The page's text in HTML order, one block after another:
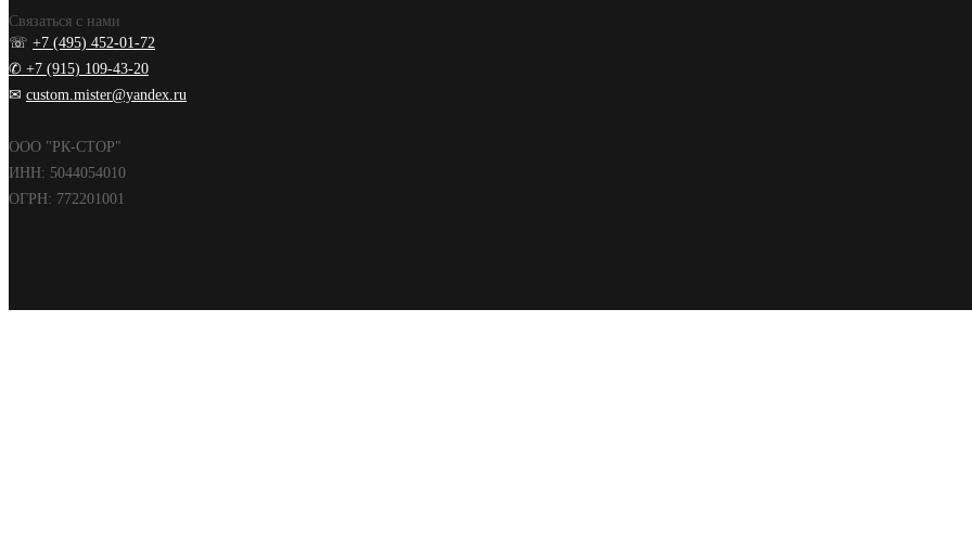
Связаться с нами
☏ +7 (495) 452-01-72
✆ +7 (915) 109-43-20
✉ custom.mister@yandex.ru
ООО "РК-СТОР"
ИНН: 5044054010
ОГРН: 772201001